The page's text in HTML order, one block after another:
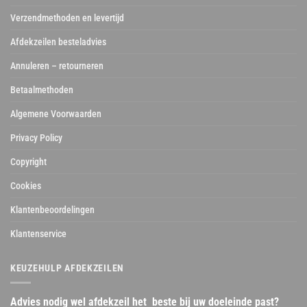
Verzendmethoden en levertijd
Afdekzeilen besteladvies
Annuleren – retourneren
Betaalmethoden
Algemene Voorwaarden
Privacy Policy
Copyright
Cookies
Klantenbeoordelingen
Klantenservice
KEUZEHULP AFDEKZEILEN
Advies nodig wel afdekzeil het beste bij uw doeleinde past?